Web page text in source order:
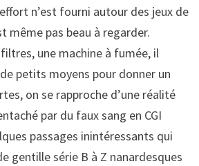
n’est fourni autour des jeux de
même pas beau à regarder.
une machine à fumée, il
petits moyens pour donner un
on se rapproche d’une réalité
par du faux sang en CGI
passages inintéressants qui
gentille série B à Z nanardesques